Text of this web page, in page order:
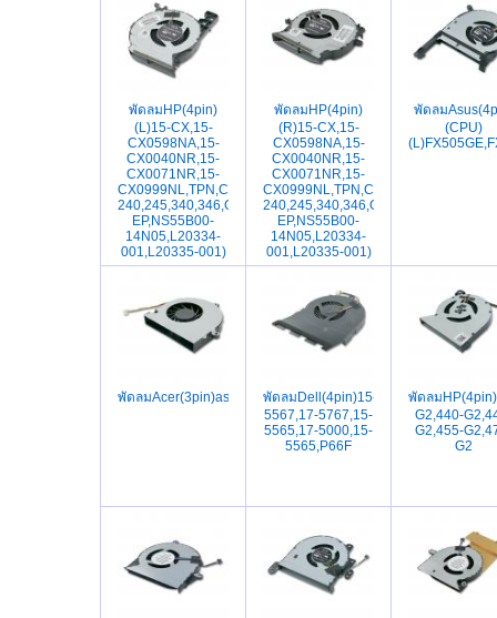
พัดลมHP(4pin)
(L)15-CX,15-
CX0598NA,15-
CX0040NR,15-
CX0071NR,15-
CX0999NL,TPN,C133,340,346,348,G3-
240,245,340,346,G3,G4,G5(DFS501105PR0T
EP,NS55B00-
14N05,L20334-
001,L20335-001)
พัดลมHP(4pin)
(R)15-CX,15-
CX0598NA,15-
CX0040NR,15-
CX0071NR,15-
EP,NS55B00-
14N05,L20334-
001,L20335-001)
พัดลม
(CPU)
พัดลม
พัดลมDell(4pin)15-
5567,17-5767,15-
5565,17-5000,15-
5565,P66F
พัดลม
G2,440-
G2,455-
G2